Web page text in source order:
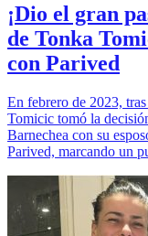
¡Dio el gran
de Tonka
con Parived
En febrero de 2023,
Tomicic tomó la
Barnechea con su
Parived, marcando un